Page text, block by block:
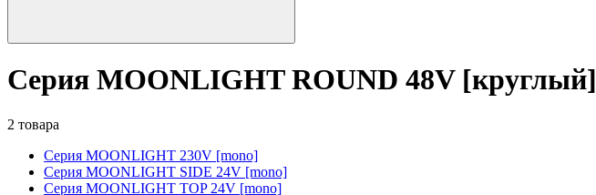
Серия MOONLIGHT ROUND 48V [круглый]
2 товара
Серия MOONLIGHT 230V [mono]
Серия MOONLIGHT SIDE 24V [mono]
Серия MOONLIGHT TOP 24V [mono]